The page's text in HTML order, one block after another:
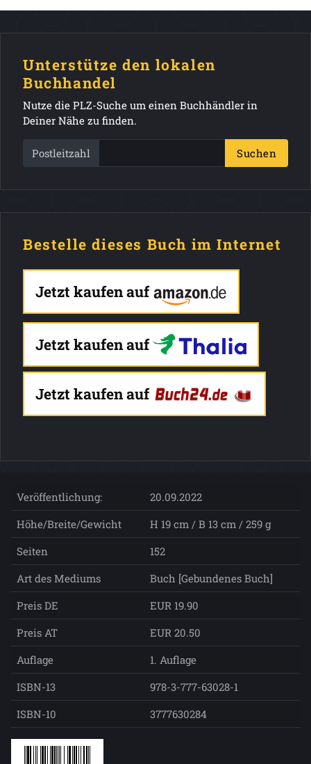
Unterstütze den lokalen
Buchhandel
Nutze die PLZ-Suche um einen Buchhändler in
Deiner Nähe zu finden.
Postleitzahl Suchen
Bestelle dieses Buch im Internet
Jetzt kaufen auf
Jetzt kaufen auf
Jetzt kaufen auf
Veröffentlichung:
20.09.2022
Höhe/Breite/Gewicht
H 19 cm / B 13 cm / 259 g
Seiten
152
Art des Mediums
Buch [Gebundenes Buch]
Preis DE
EUR 19.90
Preis AT
EUR 20.50
Auflage
1. Auflage
ISBN-13
978-3-777-63028-1
ISBN-10
3777630284